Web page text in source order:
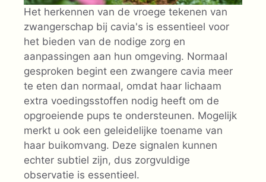
Het herkennen van de vroege tekenen van
zwangerschap bij cavia's is essentieel voor
het bieden van de nodige zorg en
aanpassingen aan hun omgeving. Normaal
gesproken begint een zwangere cavia meer
te eten dan normaal, omdat haar lichaam
extra voedingsstoffen nodig heeft om de
opgroeiende pups te ondersteunen. Mogelijk
merkt u ook een geleidelijke toename van
haar buikomvang. Deze signalen kunnen
echter subtiel zijn, dus zorgvuldige
observatie is essentieel.